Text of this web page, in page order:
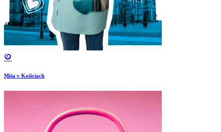
Miša v Košiciach